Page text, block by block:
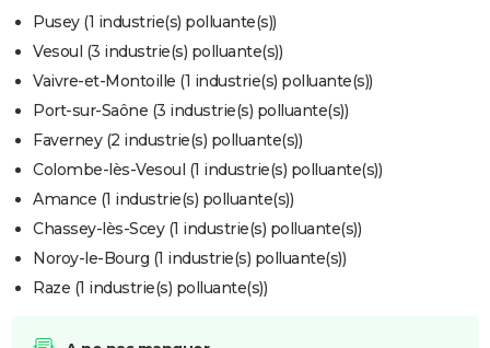
COPAINS D'AVANT
S'inscrire
Se connecter
Lycées
Collèges
Primaires
Universités
Entreprises
Service militaire
Avis de recherche
AVIS DE DÉCÈS
FORUM
Bricolage
Lifestyle
Culture
Sport
Auto
Television
Voyage
Cinema
Pusey (1 industrie(s) polluante(s))
Vesoul (3 industrie(s) polluante(s))
Vaivre-et-Montoille (1 industrie(s) polluante(s))
Port-sur-Saône (3 industrie(s) polluante(s))
Faverney (2 industrie(s) polluante(s))
Colombe-lès-Vesoul (1 industrie(s) polluante(s))
Amance (1 industrie(s) polluante(s))
Chassey-lès-Scey (1 industrie(s) polluante(s))
Noroy-le-Bourg (1 industrie(s) polluante(s))
Raze (1 industrie(s) polluante(s))